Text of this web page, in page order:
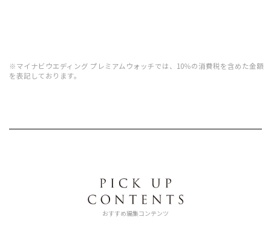
※マイナビウエディング プレミアムウォッチでは、10％の消費税を含めた金額
を表記しております。
おすすめ編集コンテンツ